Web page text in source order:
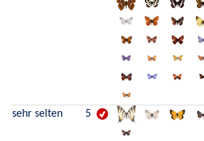
sehr selten 5